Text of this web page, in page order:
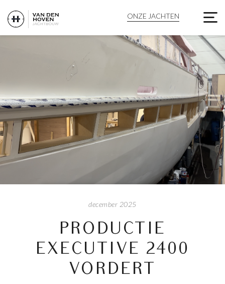
PRODUCTIE ONZE JACHTEN
december 2025
PRODUCTIE
EXECUTIVE 2400
VORDERT